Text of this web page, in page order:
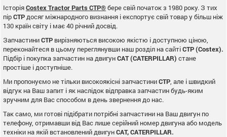
ІсторіяCostex Tractor Parts CTP®бере свій початок з 1980 року. З тих
пірCTP досяг міжнародного визнання і експортує свій товар у більш ніж
130 країн світу і має 40 річний досвід.
ЗапчастиниCTP вирізняються високою якістю і доступною ціною,
переконайтеся в цьому переглянувши наш розділ на сайтіCTP (Costex).
Підбір і покупка запчастин на двигунCAT (CATERPILLAR) стане
простіше і доступніше.
Ми пропонуємо не тільки високоякісні запчастиниCTP , але і швидкий
відгук на Ваш запит і як наслідок відправка запчастин будь-яким
зручним для Вас способом в день звернення до нас.
Так само, ми готові підібрати потрібні запчастини на Ваш двигун по
телефону, отримавши від Вас лише серійний номер двигуна або модель
техніки на якій встановлений двигунCAT, CATERPILLAR.